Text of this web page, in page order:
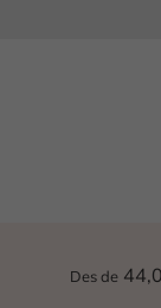
Des de